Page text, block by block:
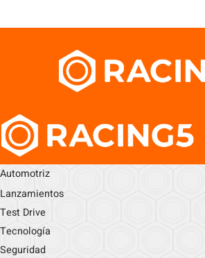
Automotriz
Lanzamientos
Test Drive
Tecnología
Seguridad